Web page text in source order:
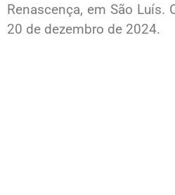
Renascença, em São Luís.
20 de dezembro de 2024.